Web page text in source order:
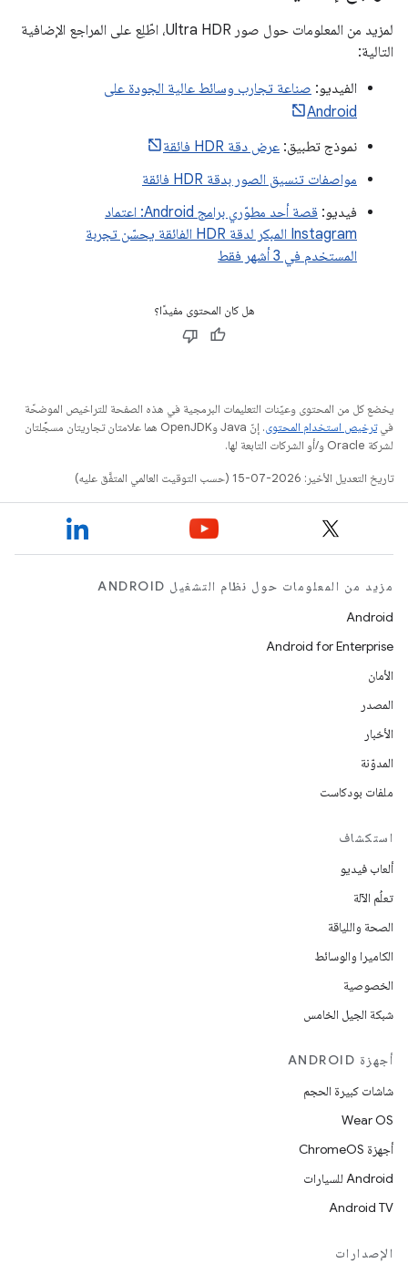
لمزيد من المعلومات حول صور Ultra HDR، اطّلِع على المراجع الإضافية
التالية:
الفيديو: صناعة تجارب وسائط عالية الجودة على
Android
نموذج تطبيق: عرض دقة HDR فائقة
مواصفات تنسيق الصور بدقة HDR فائقة
فيديو:
قصة أحد مطوّري برامج Android: اعتماد
Instagram المبكر لدقة HDR الفائقة يحسّن تجربة
المستخدم في 3 أشهر فقط
هل كان المحتوى مفيدًا؟
يخضع كل من المحتوى وعيّنات التعليمات البرمجية في هذه الصفحة للتراخيص الموضحّة
فيترخيص استخدام المحتوى
. إنّ Java وOpenJDK هما علامتان تجاريتان مسجَّلتان
لشركة Oracle و/أو الشركات التابعة لها.
تاريخ التعديل الأخير: 2026-07-15 (حسب التوقيت العالمي المتفَّق عليه)
مزيد من المعلومات حول نظام التشغيل ANDROID
Android
Android for Enterprise
الأمان
المصدر
الأخبار
المدوّنة
ملفات بودكاست
استكشاف
ألعاب فيديو
تعلُم الآلة
الصحة واللياقة
الكاميرا والوسائط
الخصوصية
شبكة الجيل الخامس
أجهزة ANDROID
شاشات كبيرة الحجم
Wear OS
أجهزة ChromeOS
Android للسيارات
Android TV
الإصدارات